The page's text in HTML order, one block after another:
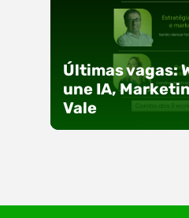
Últimas vagas:
une IA,
Vale